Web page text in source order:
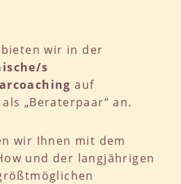
wir in der
s
auf
„Beraterpaar“ an.
wir Ihnen mit dem
und der langjährigen